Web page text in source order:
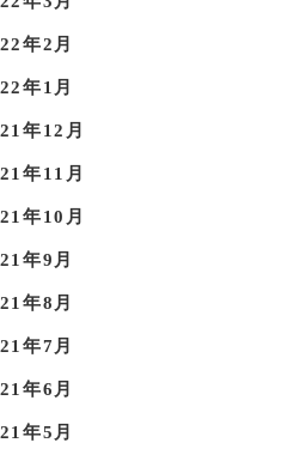
年2月
年1月
年12月
年11月
年10月
年9月
年8月
年7月
年6月
年5月